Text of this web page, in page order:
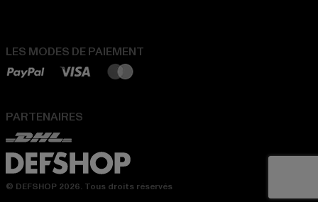
LES MODES DE PAIEMENT
PARTENAIRES
© DEFSHOP 2026. Tous droits réservés